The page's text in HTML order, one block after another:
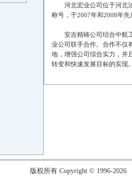
河北宏业公司位于河北泊
称号，于2007年和2008年
安吉精铸公司结合中航工
业公司联手合作。合作不仅
地，增强公司综合实力，并
转变和快速发展目标的实现
版权所有 Copyright © 1996-2026